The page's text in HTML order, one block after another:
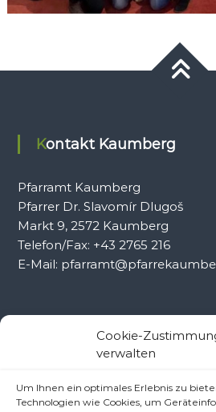
Cookie-
verwalten
Um Ihnen ein optimales Erlebnis zu
Technologien wie Cookies, um
Kontakt Kaumberg
Pfarramt Kaumberg
Pfarrer Dr. Slavomír Dlugoš
Markt 9, 2572 Kaumberg
Telefon/Fax: +43 2765 216
E-Mail:
Kontakt Ramsau
Pfarrer Dr. Slavomír Dlugoš